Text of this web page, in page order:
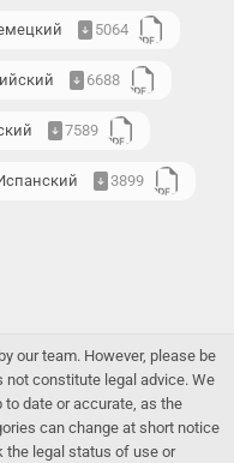
5064
6688
7589
3899
our team. However, please be
constitute legal advice. We
date or accurate, as the
can change at short notice
the legal status of use or